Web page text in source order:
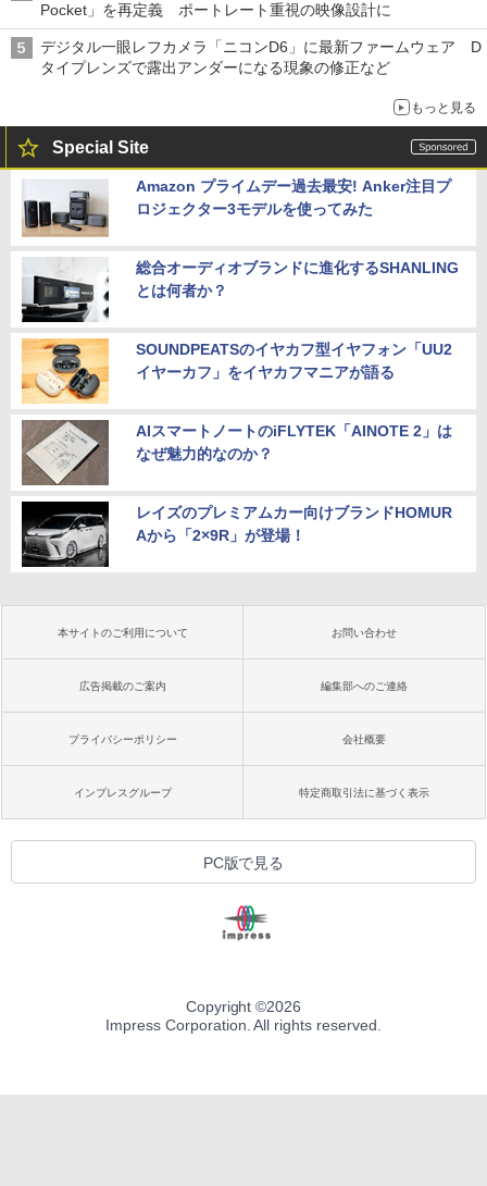
Pocket」を再定義 ポートレート重視の映像設計に
デジタル一眼レフカメラ「ニコンD6」に最新ファームウェア D
タイプレンズで露出アンダーになる現象の修正など
もっと見る
Special Site
Amazon プライムデー過去最安! Anker注目プ
ロジェクター3モデルを使ってみた
総合オーディオブランドに進化するSHANLING
とは何者か？
SOUNDPEATSのイヤカフ型イヤフォン「UU2
イヤーカフ」をイヤカフマニアが語る
AIスマートノートのiFLYTEK「AINOTE 2」は
なぜ魅力的なのか？
レイズのプレミアムカー向けブランドHOMUR
Aから「2×9R」が登場！
本サイトのご利用について お問い合わせ
広告掲載のご案内 編集部へのご連絡
プライバシーポリシー 会社概要
インプレスグループ 特定商取引法に基づく表示
PC版で見る
Copyright ©2026
Impress Corporation. All rights reserved.